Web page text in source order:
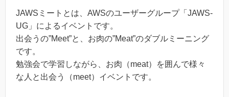
JAWSミートとは、AWSのユーザーグループ「JAWS-
UG」によるイベントです。
出会うの”Meet”と、お肉の”Meat”のダブルミーニング
です。
勉強会で学習しながら、お肉（meat）を囲んで様々
な人と出会う（meet）イベントです。